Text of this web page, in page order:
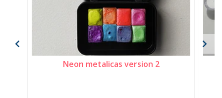
Neon metalicas version 2